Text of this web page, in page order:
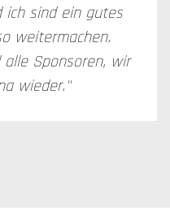
ich sind ein gutes
weitermachen.
Sponsoren, wir
wieder."